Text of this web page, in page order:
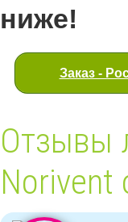
ниже!
Заказ -
Отзывы
Norivent